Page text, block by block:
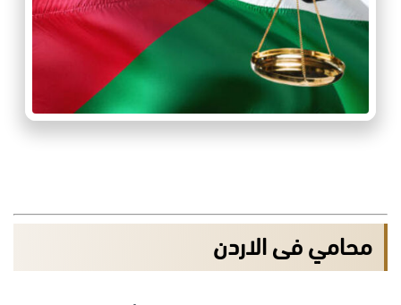
محامي فى الاردن